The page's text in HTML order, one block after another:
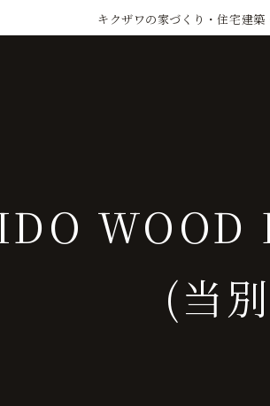
キクザワの家づくり・住宅建築
WOOD
(当